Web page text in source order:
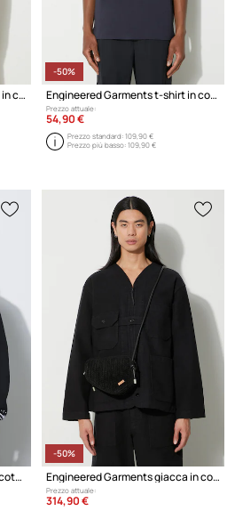
Engineered Garments camicia in cotone Camp Shirt
-50%
Engineered Garments t-shirt in cotone Printed Cross Crew Neck
Prezzo attuale:
54,90 €
Prezzo standard:109,90 €
Prezzo più basso:109,90 €
Engineered Garments felpa in cotone Raglan Hoodie
-50%
Engineered Garments giacca in cotone Shooting Jacket
Prezzo attuale:
314,90 €